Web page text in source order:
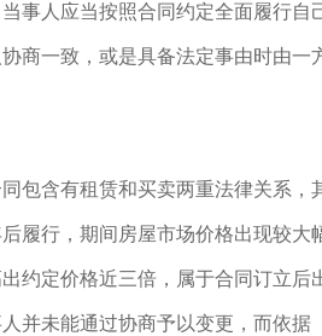
人应当按照合同约定全面履行自
商一致，或是具备法定事由时由一
含有租赁和买卖两重法律关系，
履行，期间房屋市场价格出现较大
约定价格近三倍，属于合同订立后
并未能通过协商予以变更，而依据